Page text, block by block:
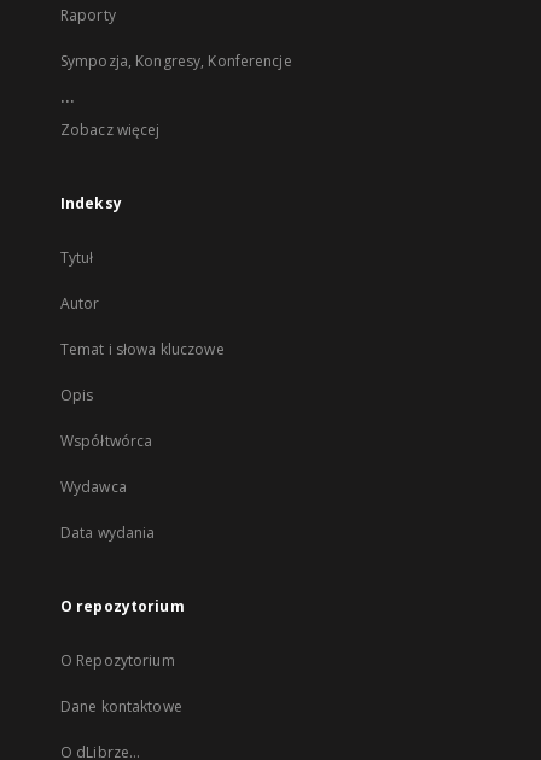
Raporty
Sympozja, Kongresy, Konferencje
...
Zobacz więcej
Indeksy
Tytuł
Autor
Temat i słowa kluczowe
Opis
Współtwórca
Wydawca
Data wydania
O repozytorium
O Repozytorium
Dane kontaktowe
O dLibrze...